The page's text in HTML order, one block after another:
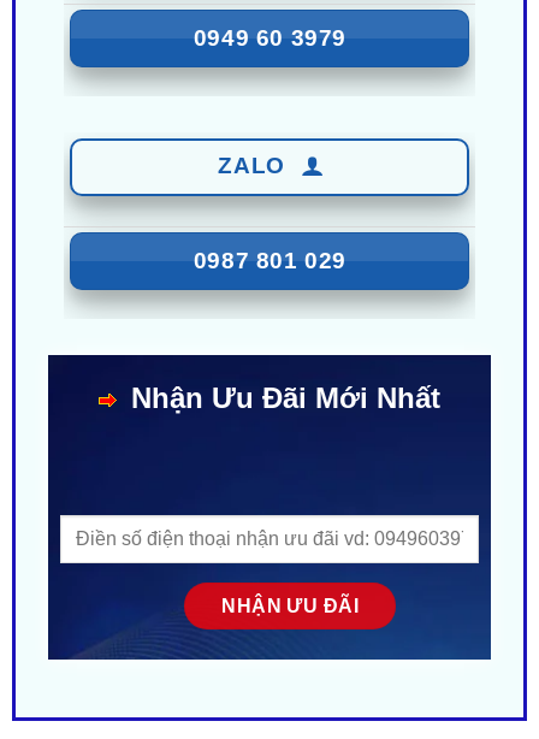
0987 801 029